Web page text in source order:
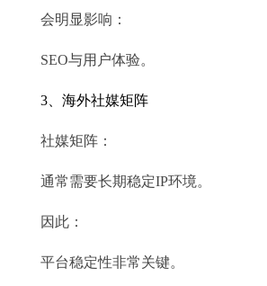
会明显影响：
SEO与用户体验。
3、海外社媒矩阵
社媒矩阵：
通常需要长期稳定IP环境。
因此：
平台稳定性非常关键。